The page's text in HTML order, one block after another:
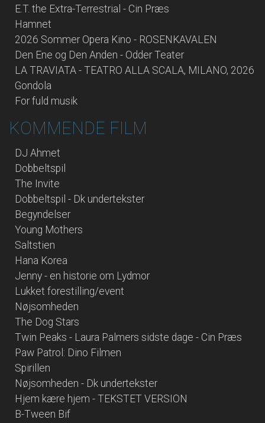
E.T. the Extra-Terrestrial - Cin Præs
Hamnet
2026 Sommer Opera Kino - ROSENKAVALEN
Den Ene og Den Anden - Odder Teater
LA TRAVIATA - TEATRO ALLA SCALA, MILANO, 2026
Gondola
For fuld musik
KOMMENDE FILM
DJ Ahmet
Dobbeltspil
The Invite
Dobbeltspil - Dk undertekster
Begyndelser
Young Mothers
Saltstien
Hana Korea
Jenny - en historie om Lydmor
Lukket forestilling/event
Nøjsomheden
The Dog Stars
Twin Peaks - Laura Palmers sidste dage - Cin Præs
Paw Patrol: Dino Filmen
Spirillen
Nøjsomheden - Dk undertekster
Hjem kære hjem - TEKSTET VERSION
B-Tween Bif